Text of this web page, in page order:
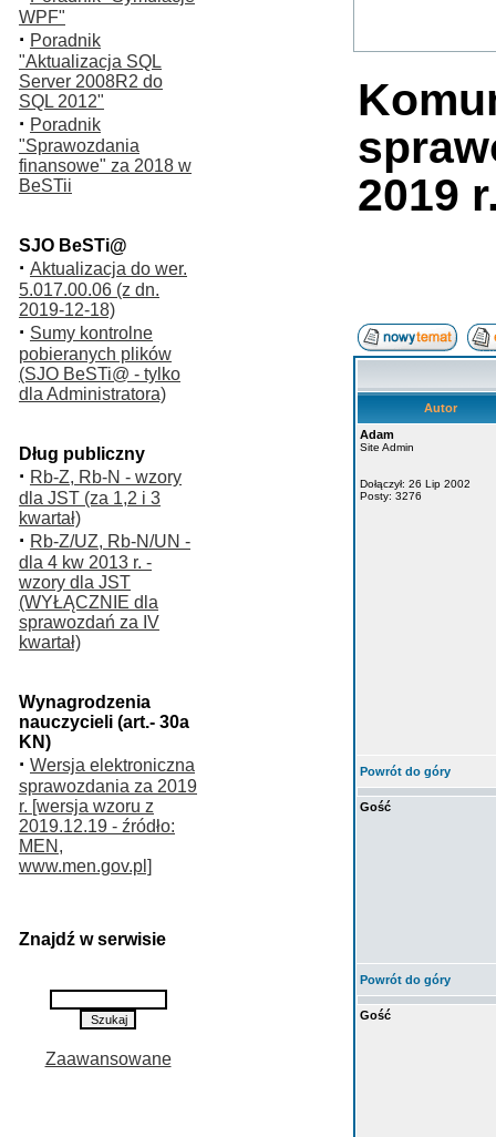
WPF"
· Poradnik
"Aktualizacja SQL
Server 2008R2 do
SQL 2012"
· Poradnik
"Sprawozdania
finansowe" za 2018 w
BeSTii
SJO BeSTi@
· Aktualizacja do wer.
5.017.00.06 (z dn.
2019-12-18)
· Sumy kontrolne
pobieranych plików
(SJO BeSTi@ - tylko
dla Administratora)
Dług publiczny
· Rb-Z, Rb-N - wzory
dla JST (za 1,2 i 3
kwartał)
· Rb-Z/UZ, Rb-N/UN -
dla 4 kw 2013 r. -
wzory dla JST
(WYŁĄCZNIE dla
sprawozdań za IV
kwartał)
Wynagrodzenia
nauczycieli (art.- 30a
KN)
· Wersja elektroniczna
sprawozdania za 2019
r. [wersja wzoru z
2019.12.19 - źródło:
MEN,
www.men.gov.pl]
Znajdź w serwisie
Zaawansowane
2019
Autor
Adam
Site Admin
Dołączył: 26 Lip 2002
Posty: 3276
Powrót do góry
Gość
Powrót do góry
Gość